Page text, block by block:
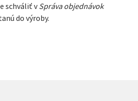
schváliť vSpráva objednávok
do výroby.